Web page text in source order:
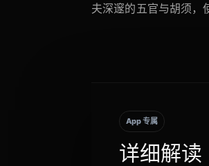
夫深邃的五官与胡须，
App 专属
详细解读